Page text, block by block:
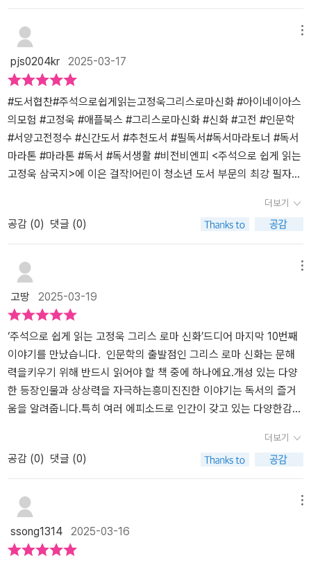
함 등 다양한 인간군상을 살펴볼 수 있는 그리스 로마 신화는 아이들
의 공감능력에도 큰 도움이 된다.10편에서는 진정한 지도자의 모습을
생각해 보게 하는 에피소드가 등장한다. 어려움 앞에서 포기하지 않
고 끝까지 도전하고 자신을 믿고 따르는 이들의 신의를 지키기 위해
노력하는 아이네이아스의 모습은 진정한 리더쉽을 배우게 했다.또한
이야기 속에 등장하는 인간군상을 통해 타인과의 관계에서 어떻게 행
동하면 좋을지를 배울 수 있었다.비문학 독해 연습으로 좋은 책이라
많은 추천이 있는 그리스 로마 신화. 각 에피소드마다 핵심 메시지 찾
기 연습을 한다면 도움이 될테다.아이들의 상상력과 문해력이 높이고
싶다면, <주석으로 쉽게 읽는 고정욱 그리스 로마 신화>를 추천한다.
이라고는 아이네이아스뿐인 난민들도 그의 뒤를 따랐다. 그는 산으로
올라갔다. 이제 혹독한 운명이 그를 기다리고 있었고, 아이네이아스
는 자신의 어머니인 아프로디테가 명령한 대로 살길을 찾아 나설 수
밖에 없었다.>밑줄_p202,203황폐했던 땅에는 점점 생기가 돌았다.
'이곳은 우리의 새로운 트로이아다. 과거를 잊지 말되, 새로운 역사를
써 내려가자.' (...)고대 세계는 훗날 바로 이 로마제국이 사방으로 세
력을 뻗치며 꽃을 피우게 되었으니 이 모든 것은 위대한 지도자인 아
이네이아스의 모험에서 비롯된 거였다.>> 이 서평은 비전비앤피(@v
isionbnp) 서평단 자격으로 책을 제공받아 주관적으로 작성하였습니
다. #주석으로쉽게읽는고정우그리스로마신화 #고정욱 #애플북스#1
0편_아이네이아스의모험 #고전 #그리스로마신화 #고정욱그리스로
마신화 #독서마라톤 #전10권 #서평단 #소설추천 #완독 #신간소개
대의 진정한 지도자는 누구인가?어떤 자질을 갖추어야 하며어떤 생
각을 해야 하며어느 곳을 바라보고 나아가야 하는가. 그럼 아이네이
아스는 진정한 지도자였을까.우리는 그에게서 어떤 점을 배워야 할
까.난 적어도 포기하지 않고 무리들을 이끄는 그의 모습 하나만큼은
배워야 한다고 생각하는데.여러분은 어떠한가.
pjs0204kr 2025-03-17
#도서협찬#주석으로쉽게읽는고정욱그리스로마신화 #아이네이아스
의모험 #고정욱 #애플북스 #그리스로마신화 #신화 #고전 #인문학
#서양고전정수 #신간도서 #추천도서 #필독서#독서마라토너 #독서
마라톤 #마라톤 #독서 #독서생활 #비전비엔피 <주석으로 쉽게 읽는
고정욱 삼국지>에 이은 걸작!어린이 청소년 도서 부문의 최강 필자
화》 대단원의 마지막을 장식하는 이야기 <아이네이아스의 모험>을
만났다.트로이아 부근의 작은 소도시 중 다르다니아라는 나라의 왕자
안키세스. 안키세스의 용맹함에 반한 여신 아프로디테는 안키세스의
아들을 낳는다. 신의 계시를 받은 영웅이 될 아들 아이네이아스다. 아
프로디테는 신의 아이라는 것을 숨기라고 하지만 안키세스는 아들의
어머니가 아프로디테라고 말하고 신들은 그 사실을 알고 벌로 한쪽
발을 못 쓰게 한다.트로이아의 전쟁 승리의 기쁨에 취한 트로이아 사
람들은 술에 취하고 목마에서 나온 그리스군에 의해 무차별 학살을
당한다.트로이아는 멸망하게 되고 살아남은 아이네이아스는 아프로
디테 여신의 말대로 가족과 자신을 따라온 무리들을 이끌고 새로운
나라를 찾아 제2의 트로이아를 세우기 위한 모험을 떠나게 되는데••
•*신과 인간이 하나 된 세상을 보여주는 서양 고전의 정수 <그리스로
위해 난민들을 데리고 길을 떠나며 수많은 위험 속에서도 포기하지
않는 진정한 지도자의 모습은 어떤 것인가를 보여준다.세상에는 쉬운
일이 하나도 없다. 내가 처한 위기를 어떻게 극복하고 새롭게 도전할
용기를 갖는 일은 아무나 할 수 있는 일이 아니다.아이네이아스는 수
많은 어려움을 만나도 포기하지 않고 이겨내며 트로이아의 영웅에서
로마의 시초가 되는 여정을 완수한다.우리는 그리스로마신화 에서 많
은 신과 영웅들을 만났다. 신도, 영웅도 고난 앞에 좌절과 절망을 느끼
더보기
공감 (0) 댓글 (0)
고땅 2025-03-19
‘주석으로 쉽게 읽는 고정욱 그리스 로마 신화’드디어 마지막 10번째
이야기를 만났습니다. 인문학의 출발점인 그리스 로마 신화는 문해
력을키우기 위해 반드시 읽어야 할 책 중에 하나에요.개성 있는 다양
한 등장인물과 상상력을 자극하는흥미진진한 이야기는 독서의 즐거
움을 알려줍니다.특히 여러 에피소드로 인간이 갖고 있는 다양한감정
로마 신화의 매력이죠! 10권에서는 트로이 전쟁에서 패한 트로이아
의영웅 아이네이아스의 이야기가 펼쳐집니다.트로이아가 함락된 후
그는 가족과 동료들을이끌고 새로운 땅을 찾아 나서는데, 그곳이바로
로마의 시초가 되는 곳이죠.어려운 상황 속에서도 포기하지 않고 새
로운도전을 멈추지 않는 아이네이아스의 이야기를통해 진정한 리더
십에 대해 생각해 봅니다. 여러 챕터로 나누어져 있어 읽기에도 부담
없고,주석으로 더욱 흥미진진한 그리스 로마 신화!초등 아이와 함께
더보기
공감 (0) 댓글 (0)
ssong1314 2025-03-16